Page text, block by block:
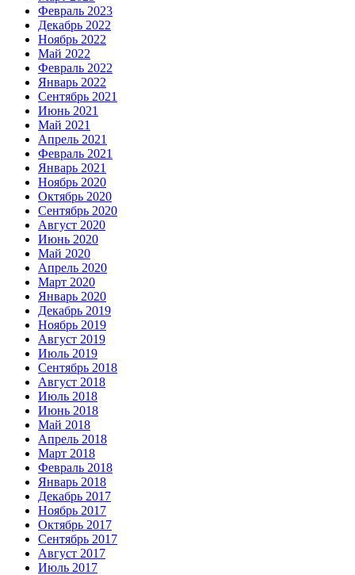
Февраль 2023
Декабрь 2022
Ноябрь 2022
Май 2022
Февраль 2022
Январь 2022
Сентябрь 2021
Июнь 2021
Май 2021
Апрель 2021
Февраль 2021
Январь 2021
Ноябрь 2020
Октябрь 2020
Сентябрь 2020
Август 2020
Июнь 2020
Май 2020
Апрель 2020
Март 2020
Январь 2020
Декабрь 2019
Ноябрь 2019
Август 2019
Июль 2019
Сентябрь 2018
Август 2018
Июль 2018
Июнь 2018
Май 2018
Апрель 2018
Март 2018
Февраль 2018
Январь 2018
Декабрь 2017
Ноябрь 2017
Октябрь 2017
Сентябрь 2017
Август 2017
Июль 2017